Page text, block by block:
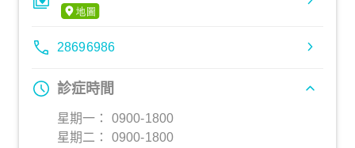
28696986
診症時間
星期一： 0900-1800
星期二： 0900-1800